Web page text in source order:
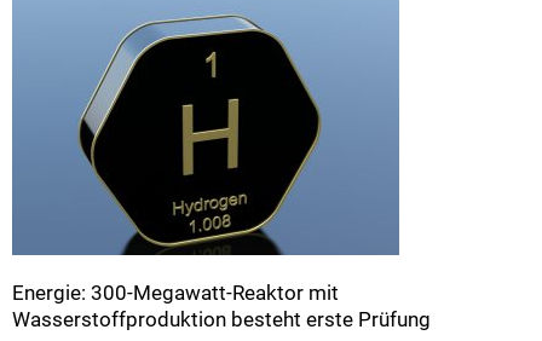
Energie: 300-Megawatt-Reaktor mit
Wasserstoffproduktion besteht erste Prüfung